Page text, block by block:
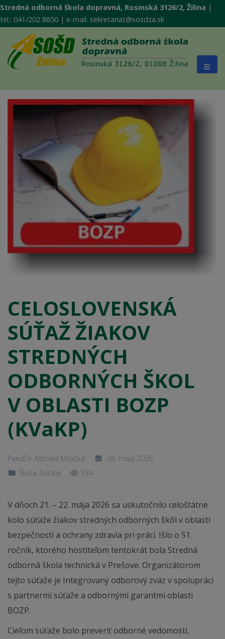
Stredná odborná škola dopravná, Rosinská 3126/2, Žilina |
tel.: 041/202 8850 | e-mail: sekretariat@sosdza.sk
CELOSLOVENSKÁ
SÚŤAŽ ŽIAKOV
STREDNÝCH
ODBORNÝCH ŠKOL
V OBLASTI BOZP
(KVaKP)
PaedDr. Monika Milučká
28. mája 2026
Škola Súťaže 334
V dňoch 21. – 22. mája 2026 sa uskutočnilo celoštátne
kolo súťaže žiakov stredných odborných škôl v oblasti
bezpečnosti a ochrany zdravia pri práci. Išlo o 51.
ročník, ktorého hostiteľom tentokrát bola Stredná
odborná škola technická v Prešove. Organizátorom
tejto súťaže je Integrovaný odborový zväz v spolupráci
s partnermi súťaže a odbornými garantmi oblasti
BOZP.
Cieľom súťaže bolo preveriť odborné vedomosti,